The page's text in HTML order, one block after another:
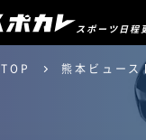
スポーツ日程
TOP 熊本ビュー